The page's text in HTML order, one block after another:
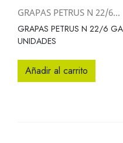
GRAPAS PETRUS N 22/6...
GRAPAS PETRUS N 22/6
UNIDADES
Añadir al carrito